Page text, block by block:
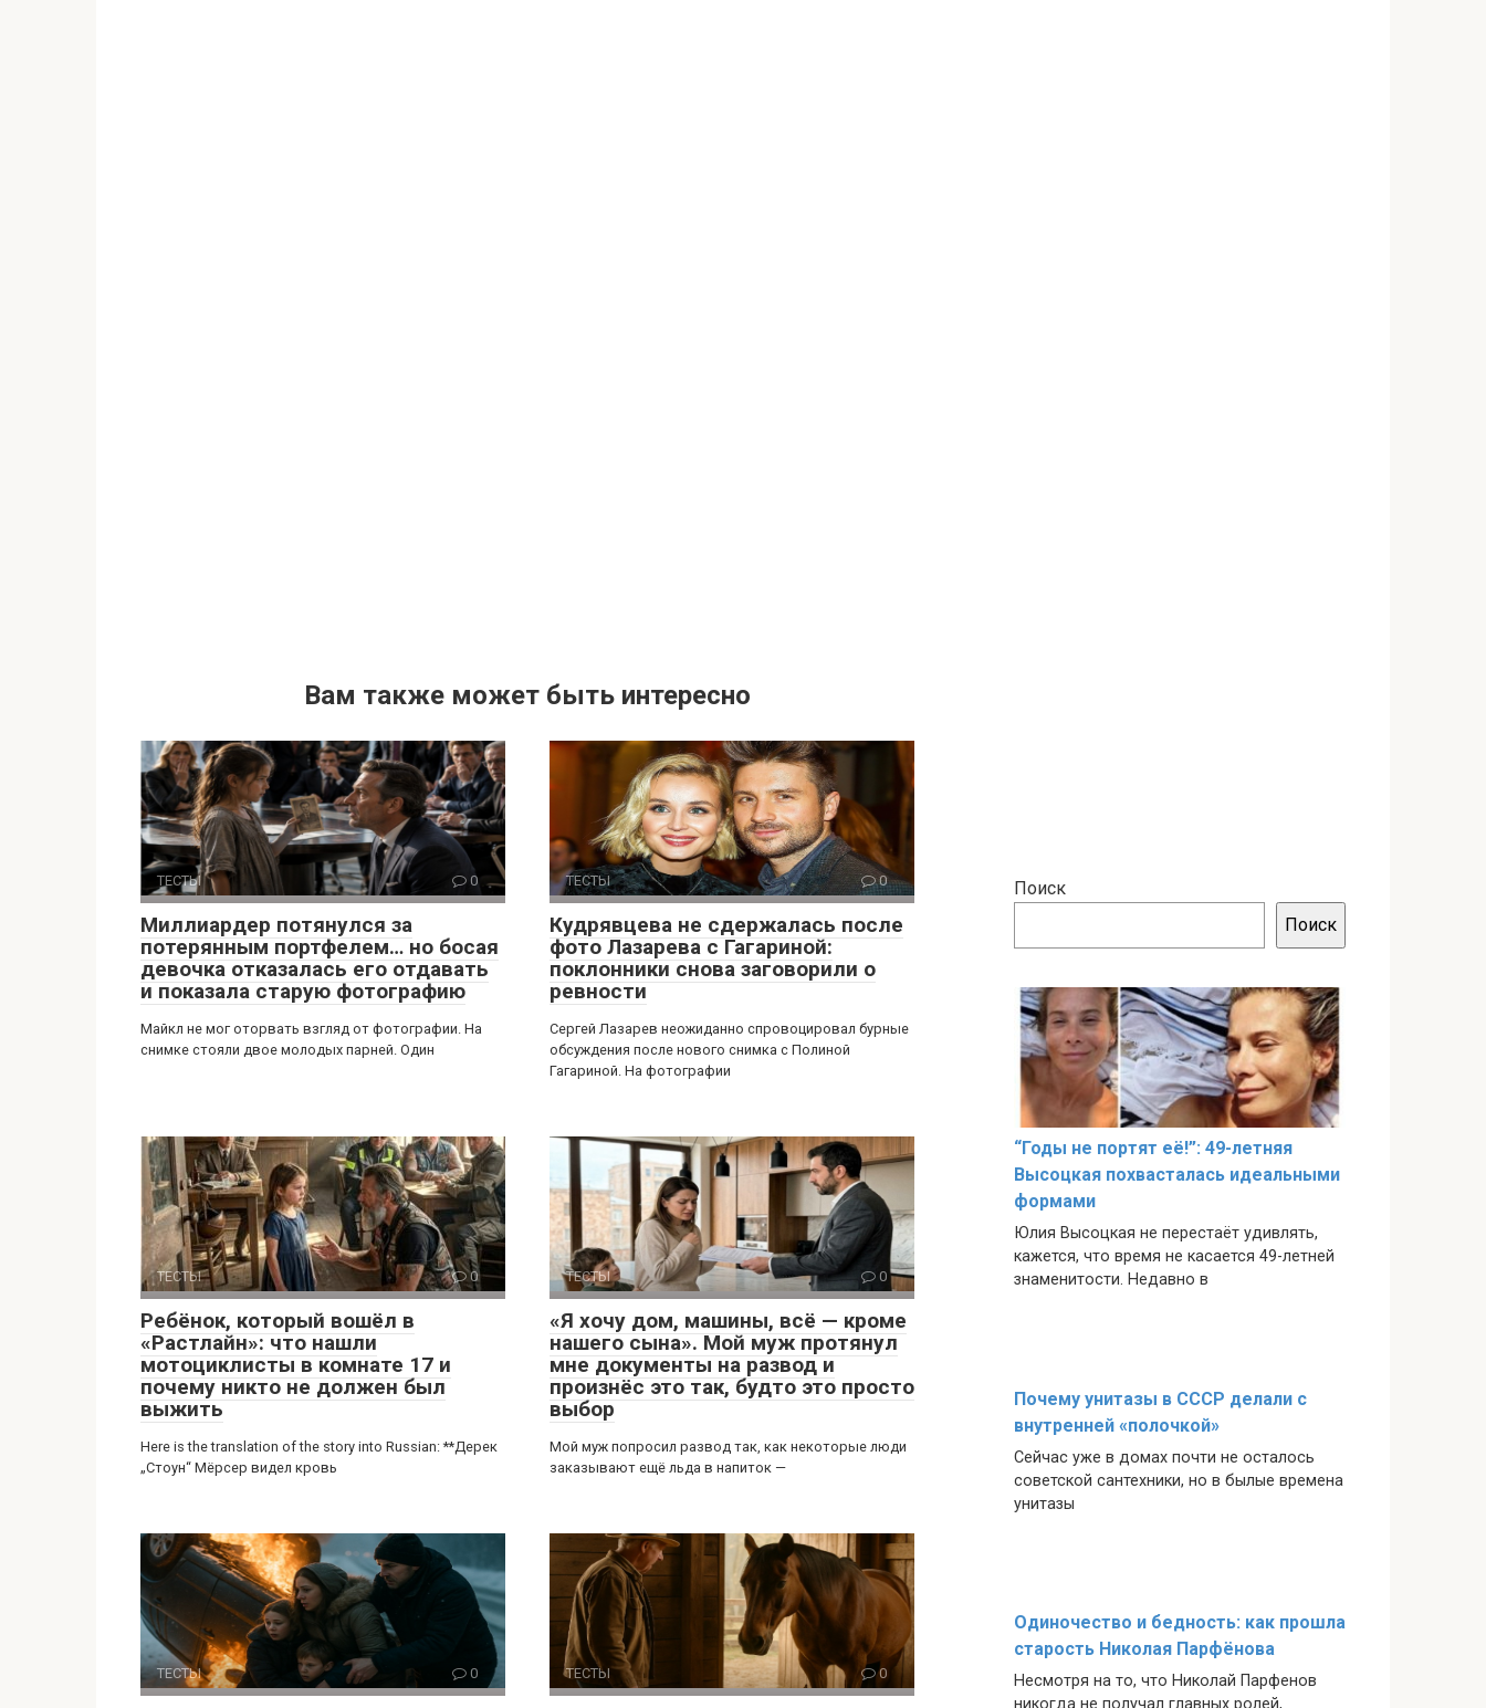
Вам также может быть интересно
ТЕСТЫ 0
Миллиардер потянулся за
потерянным портфелем… но босая
девочка отказалась его отдавать
и показала старую фотографию
Майкл не мог оторвать взгляд от фотографии. На
снимке стояли двое молодых парней. Один
ТЕСТЫ 0
Кудрявцева не сдержалась после
фото Лазарева с Гагариной:
поклонники снова заговорили о
ревности
Сергей Лазарев неожиданно спровоцировал бурные
обсуждения после нового снимка с Полиной
Гагариной. На фотографии
ТЕСТЫ 0
Ребёнок, который вошёл в
«Растлайн»: что нашли
мотоциклисты в комнате 17 и
почему никто не должен был
выжить
Here is the translation of the story into Russian: **Дерек
„Стоун“ Мёрсер видел кровь
ТЕСТЫ 0
«Я хочу дом, машины, всё — кроме
нашего сына». Мой муж протянул
мне документы на развод и
произнёс это так, будто это просто
выбор
Мой муж попросил развод так, как некоторые люди
заказывают ещё льда в напиток —
ТЕСТЫ 0 ТЕСТЫ 0
Поиск
Поиск
“Годы не портят её!”: 49-летняя
Высоцкая похвасталась идеальными
формами
Юлия Высоцкая не перестаёт удивлять,
кажется, что время не касается 49-летней
знаменитости. Недавно в
Почему унитазы в СССР делали с
внутренней «полочкой»
Сейчас уже в домах почти не осталось
советской сантехники, но в былые времена
унитазы
Одиночество и бедность: как прошла
старость Николая Парфёнова
Несмотря на то, что Николай Парфенов